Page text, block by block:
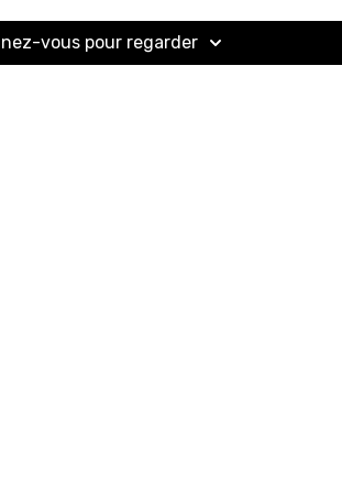
vous pour regarder